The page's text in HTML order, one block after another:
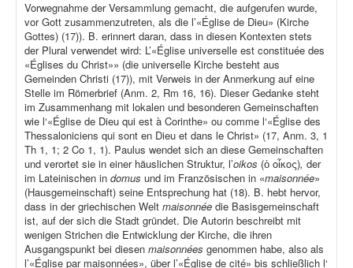
Vorwegnahme der Versammlung gemacht, die aufgerufen wurde,
vor Gott zusammenzutreten, als die l’«Église de Dieu» (Kirche
Gottes) (17)). B. erinnert daran, dass in diesen Kontexten stets
der Plural verwendet wird: L’«Église universelle est constituée des
«Églises du Christ»» (die universelle Kirche besteht aus
Gemeinden Christi (17)), mit Verweis in der Anmerkung auf eine
Stelle im Römerbrief (Anm. 2, Rm 16, 16). Dieser Gedanke steht
im Zusammenhang mit lokalen und besonderen Gemeinschaften
wie l‘«Église de Dieu qui est à Corinthe» ou comme l‘«Église des
Thessaloniciens qui sont en Dieu et dans le Christ» (17, Anm. 3, 1
Th 1, 1; 2 Co 1, 1). Paulus wendet sich an diese Gemeinschaften
und verortet sie in einer häuslichen Struktur, l’oikos (ὁ οἶκος), der
im Lateinischen in domus und im Französischen in «maisonnée»
(Hausgemeinschaft) seine Entsprechung hat (18). B. hebt hervor,
dass in der griechischen Welt maisonnée die Basisgemeinschaft
ist, auf der sich die Stadt gründet. Die Autorin beschreibt mit
wenigen Strichen die Entwicklung der Kirche, die ihren
Ausgangspunkt bei diesen maisonnées genommen habe, also als
l’«Église par maisonnées», über l’«Église de cité» bis schließlich l‘